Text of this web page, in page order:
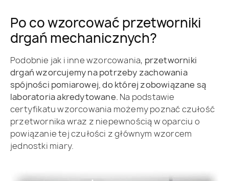
Po co wzorcować przetworniki
drgań mechanicznych?
Podobnie jak i inne wzorcowania, przetworniki
drgań wzorcujemy na potrzeby zachowania
spójności pomiarowej, do której zobowiązane są
laboratoria akredytowane. Na podstawie
certyfikatu wzorcowania możemy poznać czułość
przetwornika wraz z niepewnością w oparciu o
powiązanie tej czułości z głównym wzorcem
jednostki miary.